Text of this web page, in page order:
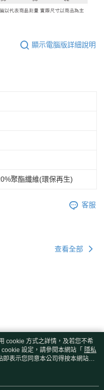
顯示電腦版詳細說明
聚酯纖維(環保再生)
客服
查看全部
cookie 方式之詳情，及若您不希
設定，請參閱本網站「 隱私
即表示您同意本公司得按本網站使